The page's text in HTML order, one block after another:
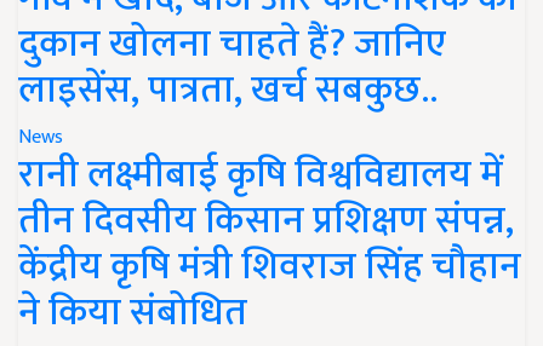
दुकान खोलना चाहते हैं? जानिए
लाइसेंस, पात्रता, खर्च सबकुछ..
News
रानी लक्ष्मीबाई कृषि विश्वविद्यालय में
तीन दिवसीय किसान प्रशिक्षण संपन्न,
केंद्रीय कृषि मंत्री शिवराज सिंह चौहान
ने किया संबोधित